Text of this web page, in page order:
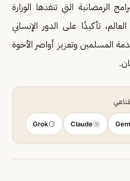
الرمضانية التي تنفذها الوزارة
تأكيدًا على الدور الإنساني
المسلمين وتعزيز أواصر الأخوة
Claude
Grok